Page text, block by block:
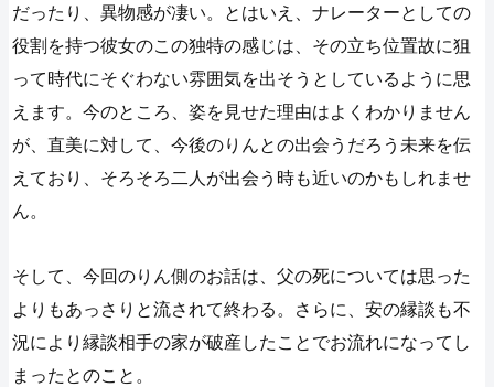
だったり、異物感が凄い。とはいえ、ナレーターとしての
役割を持つ彼女のこの独特の感じは、その立ち位置故に狙
って時代にそぐわない雰囲気を出そうとしているように思
えます。今のところ、姿を見せた理由はよくわかりません
が、直美に対して、今後のりんとの出会うだろう未来を伝
えており、そろそろ二人が出会う時も近いのかもしれませ
ん。
そして、今回のりん側のお話は、父の死については思った
よりもあっさりと流されて終わる。さらに、安の縁談も不
況により縁談相手の家が破産したことでお流れになってし
まったとのこと。